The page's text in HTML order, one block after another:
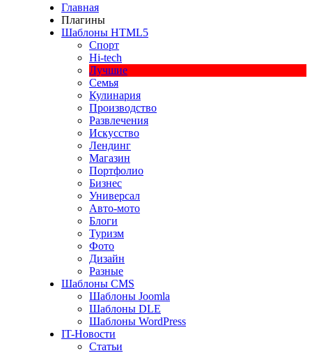
Главная
Плагины
Шаблоны HTML5
Спорт
Hi-tech
Лучшие
Семья
Кулинария
Производство
Развлечения
Искусство
Лендинг
Магазин
Портфолио
Бизнес
Универсал
Авто-мото
Блоги
Туризм
Фото
Дизайн
Разные
Шаблоны CMS
Шаблоны Joomla
Шаблоны DLE
Шаблоны WordPress
IT-Новости
Статьи